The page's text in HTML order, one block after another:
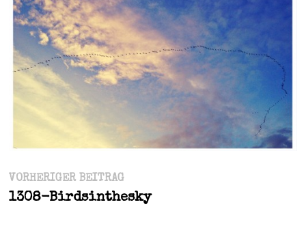
Beitragsnavigation
VORHERIGER BEITRAGVorheriger
Beitrag:
1308-Birdsinthesky